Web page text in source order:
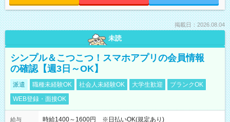
掲載日：2026.08.04
未読
シンプル＆こつこつ！スマホアプリの会員情報
の確認【週3日～OK】
派遣 職種未経験OK 社会人未経験OK 大学生歓迎
ブランクOK
WEB登録・面接OK
給与
時給1400～1600円 ※日払いOK(規定あり)